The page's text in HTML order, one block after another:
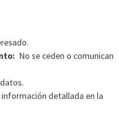
No se ceden o comunican
detallada en la